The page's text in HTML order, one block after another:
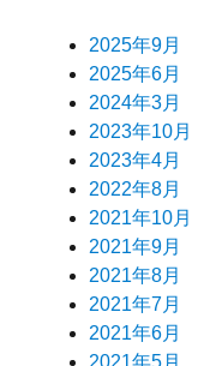
2025年9月
2025年6月
2024年3月
2023年10月
2023年4月
2022年8月
2021年10月
2021年9月
2021年8月
2021年7月
2021年6月
2021年5月